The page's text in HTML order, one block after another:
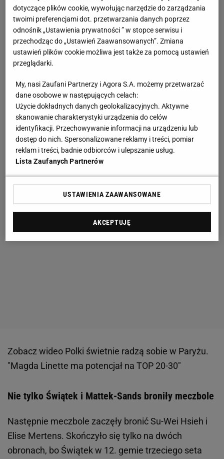
Zobacz wideo Polki świetnie radzą sobie w Paryżu.
"Magda Linette ma potencjał na TOP 20-30"
Nie tylko Świątek i Mattek-Sands broniły meczbole
Następnie meczbole zaczęły bronić Su-Wei Hsieh i
Elise Mertens. Skończyło się tylko na dwóch
obronach, bo Świątek w 12. gemie trzeciego seta
dotyczące plików cookie, wywołując narzędzie do zarządzania
twoimi preferencjami dot. przetwarzania danych poprzez
odnośnik „Ustawienia prywatności ” w stopce serwisu i
przechodząc do „Ustawień Zaawansowanych”. Zmiana
ustawień plików cookie możliwa jest także za pomocą ustawień
przeglądarki.
My, nasi Zaufani Partnerzy i Agora S.A. możemy przetwarzać
dane osobowe w następujących celach:
Użycie dokładnych danych geolokalizacyjnych. Aktywne
skanowanie charakterystyki urządzenia do celów
identyfikacji. Przechowywanie informacji na urządzeniu lub
dostęp do nich. Spersonalizowane reklamy i treści, pomiar
reklam i treści, badnie odbiorców i ulepszanie usług.
Lista Zaufanych Partnerów
USTAWIENIA ZAAWANSOWANE
AKCEPTUJĘ